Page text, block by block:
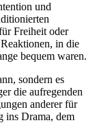
und
Freiheit oder
in die
bequem waren.
sondern es
die aufregenden
anderer für
ins Drama, dem